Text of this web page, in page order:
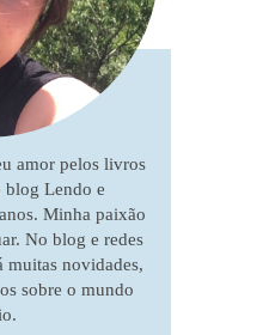
amor pelos livros
blog Lendo e
Minha paixão
No blog e redes
muitas novidades,
sobre o mundo